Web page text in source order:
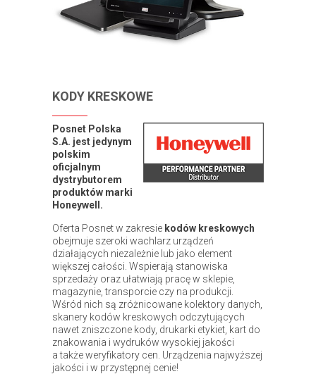
KODY KRESKOWE
Posnet Polska
S.A. jest jedynym
polskim
oficjalnym
dystrybutorem
produktów marki
Honeywell.
Oferta Posnet w zakresie kodów kreskowych
obejmuje szeroki wachlarz urządzeń
działających niezależnie lub jako element
większej całości. Wspierają stanowiska
sprzedaży oraz ułatwiają pracę w sklepie,
magazynie, transporcie czy na produkcji.
Wśród nich są zróżnicowane kolektory danych,
skanery kodów kreskowych odczytujących
nawet zniszczone kody, drukarki etykiet, kart do
znakowania i wydruków wysokiej jakości
a także weryfikatory cen. Urządzenia najwyższej
jakości i w przystępnej cenie!